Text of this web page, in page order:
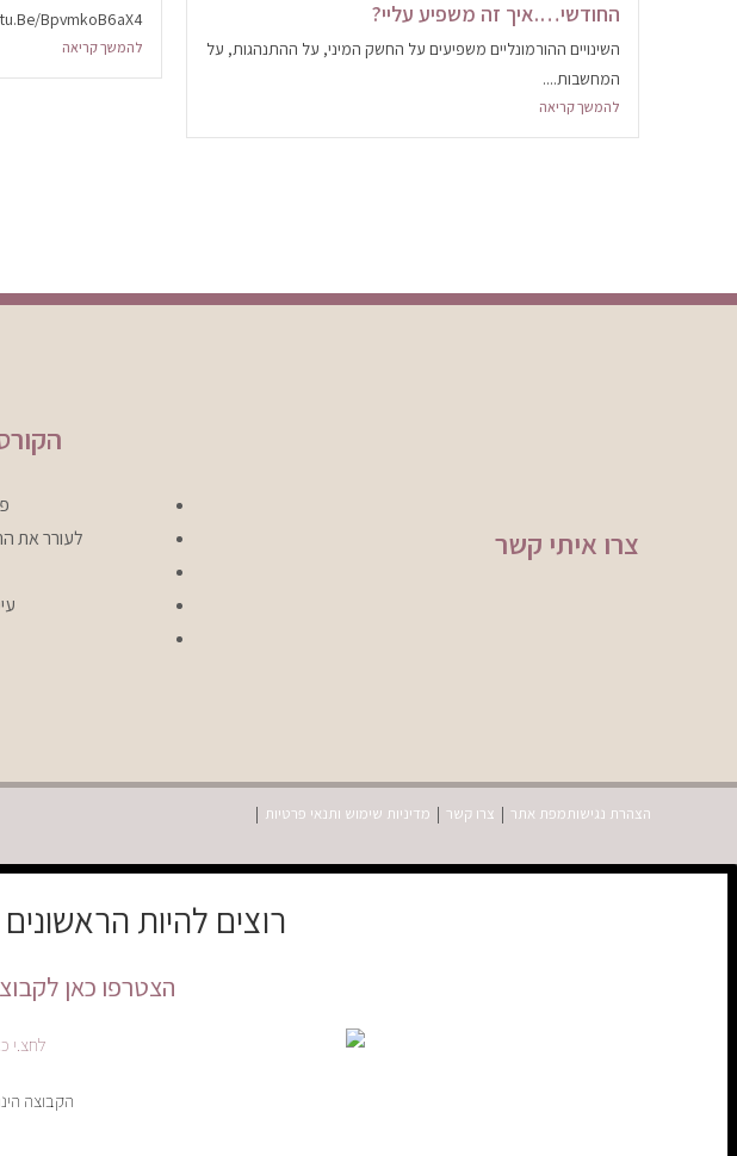
החודשי….איך זה משפיע עליי?
השינויים ההורמונליים משפיעים על החשק המיני, על ההתנהגות, על
המחשבות....
להמשך קריאה
BpvmkoB6aX4
להמשך קריאה
צרו איתי קשר
לעורר את
מדיניות שימוש ותנאי פרטיות צרו קשר מפת אתרהצהרת נגישות
רוצים להיות
הצטרפו כאן
הקבוצה